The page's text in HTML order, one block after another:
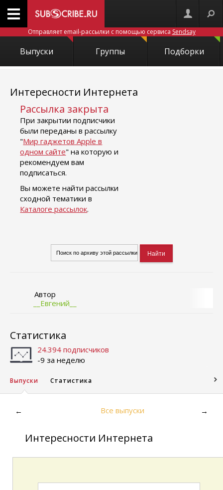
Отправляет email-рассылки с помощью сервиса Sendsay
Выпуски Группы Подборки
Интересности Интернета
Рассылка закрыта
При закрытии подписчики
были переданы в рассылку
"Мир гаджетов Apple в
одном сайте" на которую и
рекомендуем вам
подписаться.
Вы можете найти рассылки
сходной тематики в
Каталоге рассылок.
Автор
__Евгений__
Статистика
24.394 подписчиков
-9 за неделю
Выпуски Статистика
← Все выпуски →
Интересности Интернета